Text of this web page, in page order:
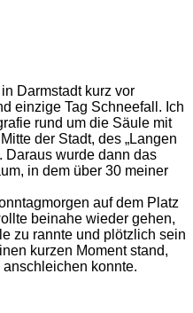
Darmstadt kurz vor
einzige Tag Schneefall. Ich
rund um die Säule mit
der Stadt, des „Langen
Daraus wurde dann das
in dem über 30 meiner
auf dem Platz
beinahe wieder gehen,
zu rannte und plötzlich sein
kurzen Moment stand,
konnte.